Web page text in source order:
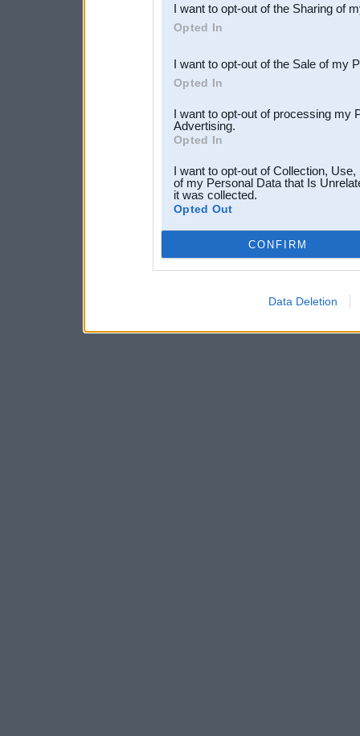
Downstream Participants
third parties.
I want to opt-out of the Sharing of
Opted In
I want to opt-out of the Sale of my
Opted In
I want to opt-out of processing my
Advertising.
Opted In
I want to opt-out of Collection,
of my Personal Data that Is
it was collected.
Opted Out
CONFIRM
Data Deletion